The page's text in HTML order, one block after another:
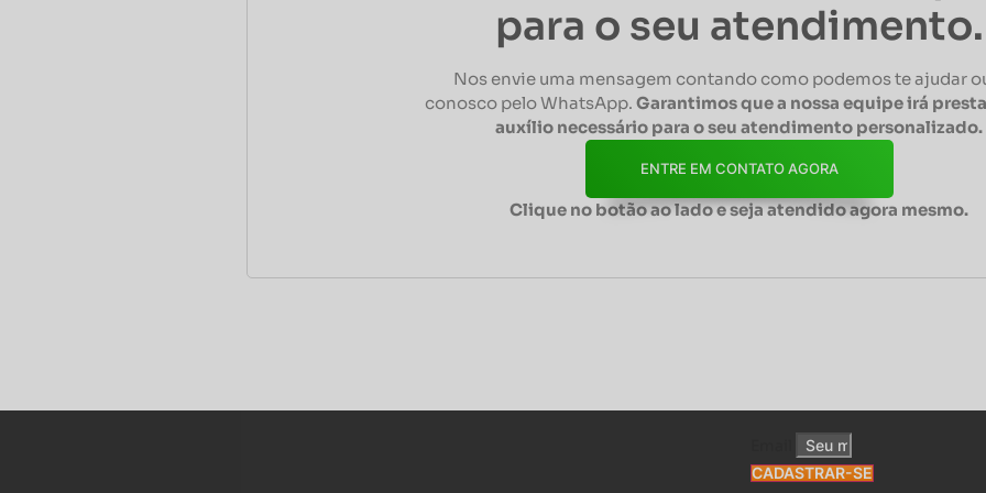
para o seu atendimento.
Nos envie uma mensagem contando como podemos te ajudar
conosco pelo WhatsApp.Garantimos que a nossa equipe irá
auxílio necessário para o seu atendimento personalizado.
ENTRE EM CONTATO AGORA
Clique no botão ao lado e seja atendido agora mesmo.
CADASTRAR-SE